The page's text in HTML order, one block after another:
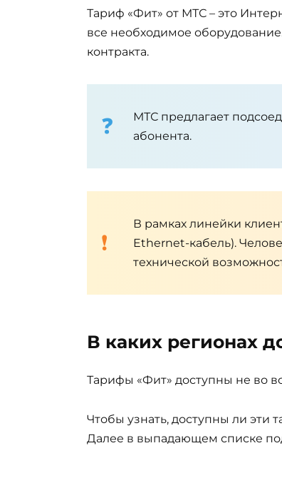
Тариф «Фит» от МТС – это
все необходимое
контракта.
МТС предлагает
абонента.
В рамках линейки
Ethernet-кабель).
технической
В каких регионах
Тарифы «Фит» доступны не во
Чтобы узнать, доступны ли эти
Далее в выпадающем списке